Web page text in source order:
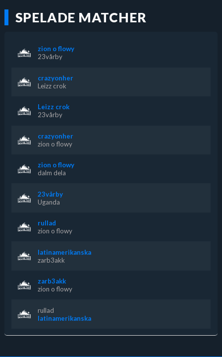
SPELADE MATCHER
zion o flowy
23vårby
crazyonher
Leizz crok
Leizz crok
23vårby
crazyonher
zion o flowy
zion o flowy
dalm dela
23vårby
Uganda
rullad
zion o flowy
latinamerikanska
zarb3akk
zarb3akk
zion o flowy
rullad
latinamerikanska